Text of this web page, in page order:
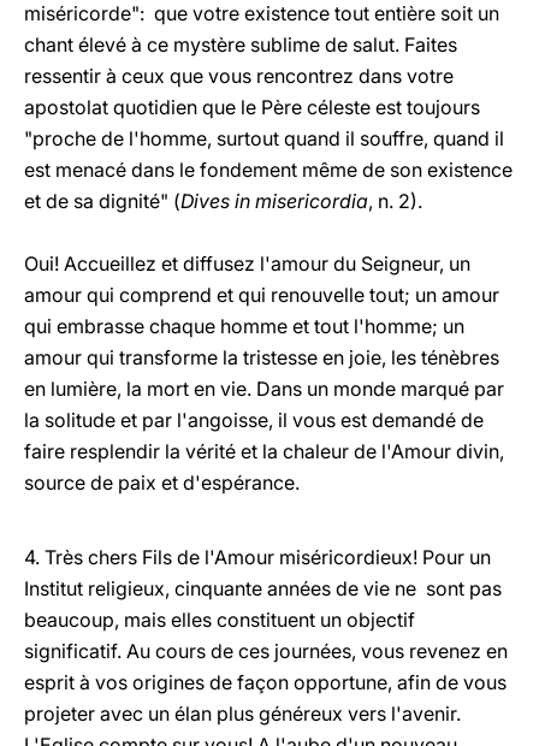
miséricorde": que votre existence tout entière soit un
chant élevé à ce mystère sublime de salut. Faites
ressentir à ceux que vous rencontrez dans votre
apostolat quotidien que le Père céleste est toujours
"proche de l'homme, surtout quand il souffre, quand il
est menacé dans le fondement même de son existence
et de sa dignité" (Dives in misericordia, n. 2).
Oui! Accueillez et diffusez l'amour du Seigneur, un
amour qui comprend et qui renouvelle tout; un amour
qui embrasse chaque homme et tout l'homme; un
amour qui transforme la tristesse en joie, les ténèbres
en lumière, la mort en vie. Dans un monde marqué par
la solitude et par l'angoisse, il vous est demandé de
faire resplendir la vérité et la chaleur de l'Amour divin,
source de paix et d'espérance.
4. Très chers Fils de l'Amour miséricordieux! Pour un
Institut religieux, cinquante années de vie ne sont pas
beaucoup, mais elles constituent un objectif
significatif. Au cours de ces journées, vous revenez en
esprit à vos origines de façon opportune, afin de vous
projeter avec un élan plus généreux vers l'avenir.